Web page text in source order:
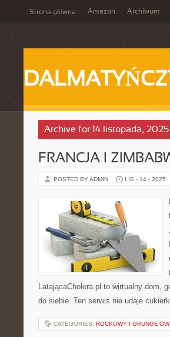
Strona główna Amazon Archiwum
Archive for 14 listopada, 2025
FRANCJA I
POSTED BY ADMIN LIS - 14 - 2025
LatającaCholera.pl to wirtualny dom,
do siebie. Ten serwis nie udaje
CATEGORIES: ROCKOWY I